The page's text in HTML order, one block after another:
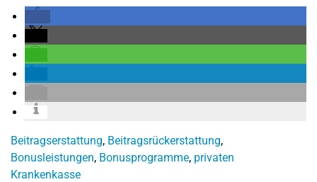
Beitragserstattung, Beitragsrückerstattung,
Bonusleistungen, Bonusprogramme, privaten
Krankenkasse